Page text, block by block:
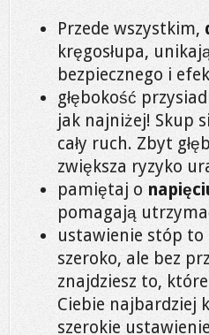
Przede wszystkim,
kręgosłupa,
bezpiecznego i
głębokość
jak najniżej! Skup
cały ruch. Zbyt
zwiększa ryzyko
pamiętaj o
pomagają
ustawienie stóp
szeroko, ale bez
znajdziesz to,
Ciebie najbardziej
szerokie